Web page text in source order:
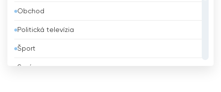
Bhután
Bielorusko
Bolívia
Obchod
Politická televízia
Šport
Správy